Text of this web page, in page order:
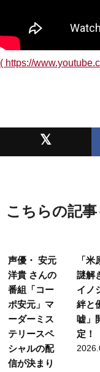
( https://
𝕏
こちらの記
声優・ 安元
洋貴 さんの
番組「コー
ポ安元」マ
ーダーミス
テリースペ
シャルの配
信が決まり
「
謎解
イノ
絆と
嘘」
定！